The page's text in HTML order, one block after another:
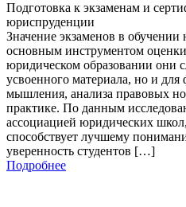
Подготовка к экзаменам и
юриспруденции
Значение экзаменов в
основным инструментом
юридическом образовании они
усвоенного материала, но и
мышления, анализа правовых
практике. По данным
ассоциацией юридических
способствует лучшему
уверенность студентов […]
Подробнее